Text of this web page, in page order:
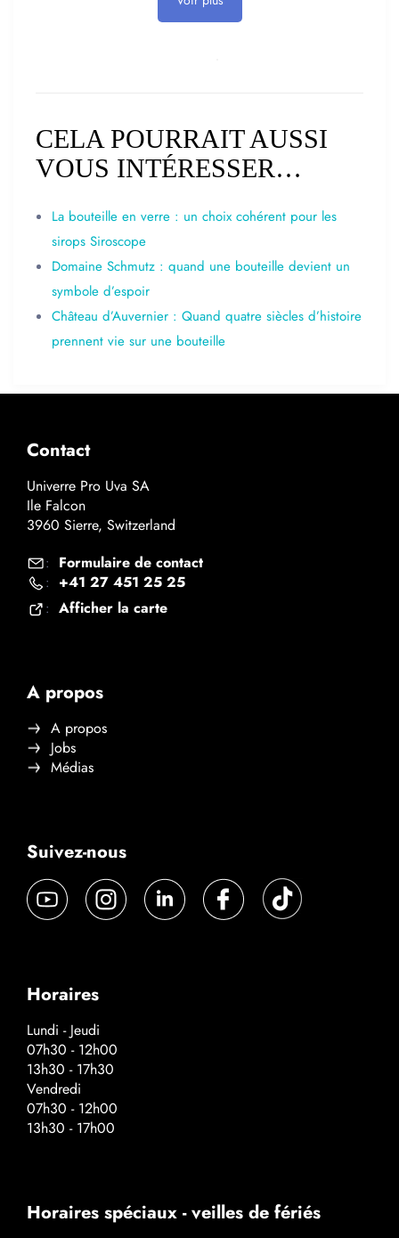
CELA POURRAIT AUSSI
VOUS INTÉRESSER…
La bouteille en verre : un choix cohérent pour les
sirops Siroscope
Domaine Schmutz : quand une bouteille devient un
symbole d’espoir
Château d’Auvernier : Quand quatre siècles d’histoire
prennent vie sur une bouteille
Contact
Univerre Pro Uva SA
Ile Falcon
3960 Sierre, Switzerland
: Formulaire de contact
: +41 27 451 25 25
: Afficher la carte
A propos
A propos
Jobs
Médias
Suivez-nous
Horaires
Lundi - Jeudi
07h30 - 12h00
13h30 - 17h30
Vendredi
07h30 - 12h00
13h30 - 17h00
Horaires spéciaux - veilles de fériés